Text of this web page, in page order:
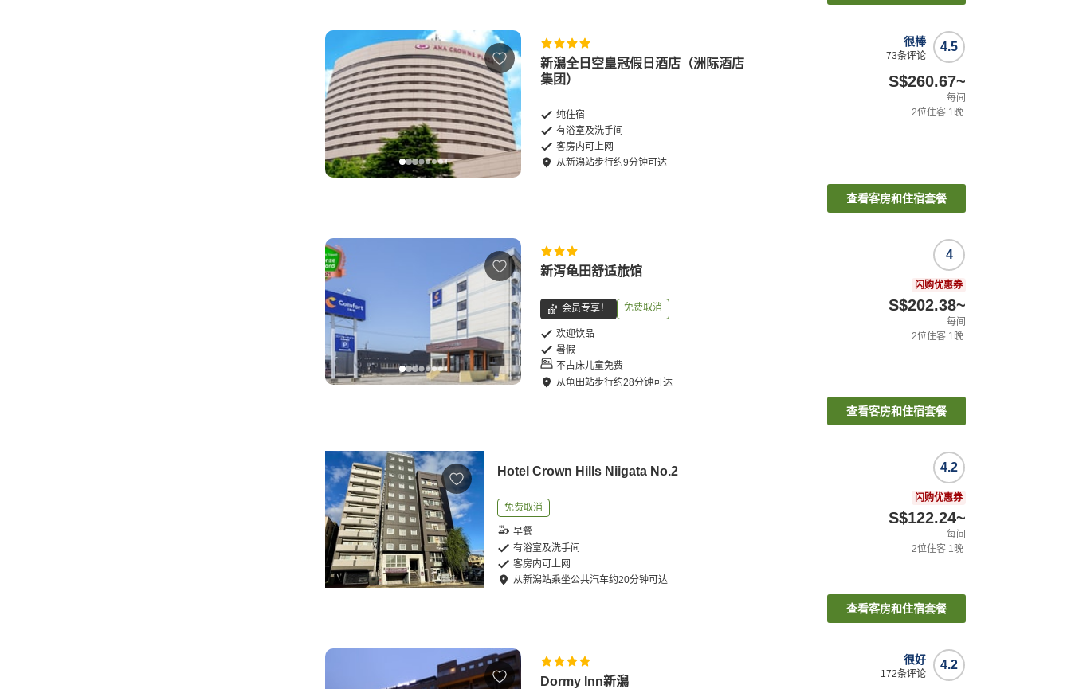
新潟全日空皇冠假日酒店（洲际酒店
集团）
纯住宿
有浴室及洗手间
客房内可上网
从新潟站步行约9分钟可达
4.5
很棒
73条评论
S$260.67~
每间
2位住客 1晚
查看客房和住宿套餐
新泻龟田舒适旅馆
会员专享！ 免费取消
欢迎饮品
暑假
不占床儿童免费
从龟田站步行约28分钟可达
4
闪购优惠券
S$202.38~
每间
2位住客 1 晚
查看客房和住宿套餐
Hotel Crown Hills Niigata No.2
免费取消
早餐
有浴室及洗手间
客房内可上网
从新潟站乘坐公共汽车约20分钟可达
4.2
闪购优惠券
S$122.24~
每间
2位住客 1 晚
查看客房和住宿套餐
Dormy Inn新潟
4.2
很好
172条评论